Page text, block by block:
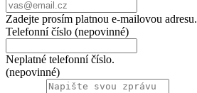
Zadejte prosím platnou e-mailovou adresu.
Telefonní číslo (nepovinné)
Neplatné telefonní číslo.
(nepovinné)